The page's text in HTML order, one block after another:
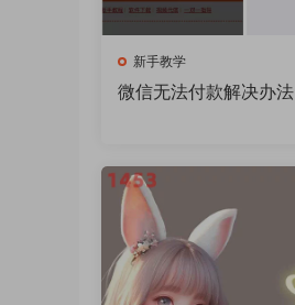
新手教学
微信无法付款解决办法